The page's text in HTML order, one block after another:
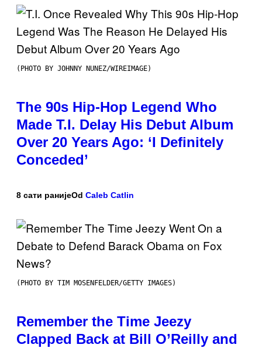
(PHOTO BY JOHNNY NUNEZ/WIREIMAGE)
The 90s Hip-Hop Legend Who
Made T.I. Delay His Debut Album
Over 20 Years Ago: ‘I Definitely
Conceded’
8 сати ранијеOd Caleb Catlin
(PHOTO BY TIM MOSENFELDER/GETTY IMAGES)
Remember the Time Jeezy
Clapped Back at Bill O’Reilly and